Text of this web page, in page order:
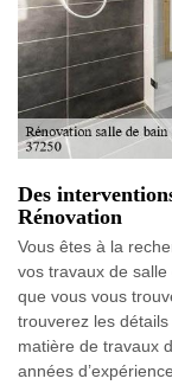
Des
Rénovation
Vous êtes à la
vos travaux de
que vous vous
trouverez les
matière de travaux
années